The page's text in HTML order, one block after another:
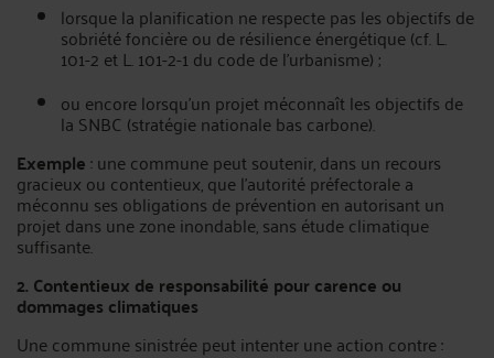
lorsque la planification ne respecte pas les objectifs de
sobriété foncière ou de résilience énergétique (cf. L.
101-2 et L. 101-2-1 du code de l’urbanisme) ;
ou encore lorsqu’un projet méconnaît les objectifs de
la SNBC (stratégie nationale bas carbone).
Exemple: une commune peut soutenir, dans un recours
gracieux ou contentieux, que l’autorité préfectorale a
méconnu ses obligations de prévention en autorisant un
projet dans une zone inondable, sans étude climatique
suffisante.
2. Contentieux de responsabilité pour carence ou
dommages climatiques
Une commune sinistrée peut intenter une action contre :